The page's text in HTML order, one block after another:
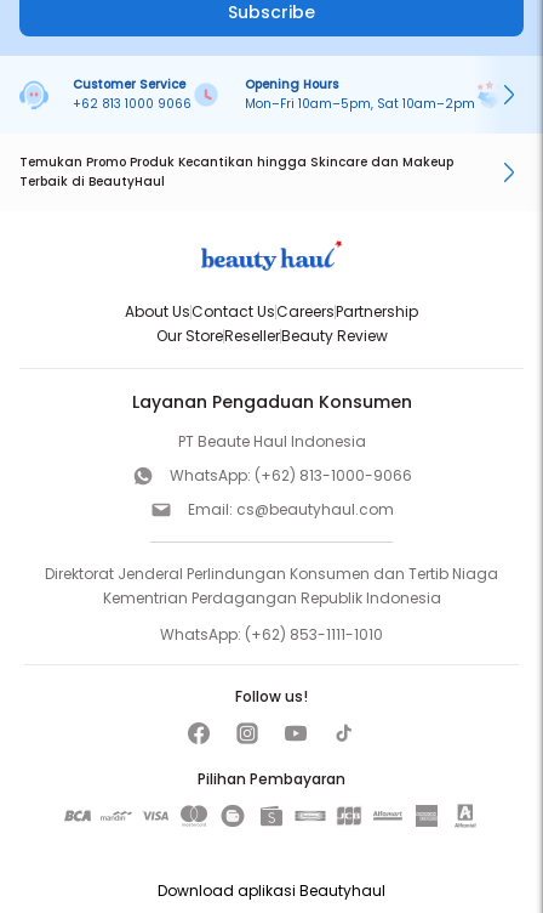
Subscribe
Customer Service
+62 813 1000 9066
Opening Hours
Mon–Fri 10am–5pm, Sat 10am–2pm
Temukan Promo Produk Kecantikan hingga Skincare dan Makeup
Terbaik di BeautyHaul
About UsContact UsCareersPartnership
Our StoreResellerBeauty Review
Layanan Pengaduan Konsumen
PT Beaute Haul Indonesia
WhatsApp: (+62) 813-1000-9066
Email: cs@beautyhaul.com
Direktorat Jenderal Perlindungan Konsumen dan Tertib Niaga
Kementrian Perdagangan Republik Indonesia
WhatsApp: (+62) 853-1111-1010
Pilihan Pembayaran
Follow us!
Download aplikasi Beautyhaul